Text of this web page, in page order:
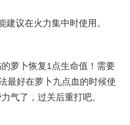
建议在火力集中时使用。
萝卜恢复1点生命值！需要
最好在萝卜九点血的时候使
气了，过关后重打吧。